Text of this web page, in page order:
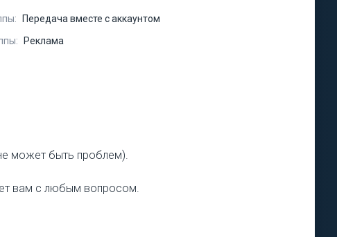
Передача вместе с аккаунтом
Реклама
может быть проблем).
вам с любым вопросом.